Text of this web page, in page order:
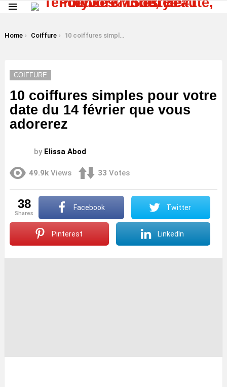
You are here:
Home Coiffure 10 coiffures simples pour votre date du 14 février que vous adorerez
COIFFURE
10 coiffures simples pour votre
date du 14 février que vous
adorerez
by Elissa Abod
49.9k Views 33 Votes
38
shares
Facebook Twitter
Pinterest LinkedIn